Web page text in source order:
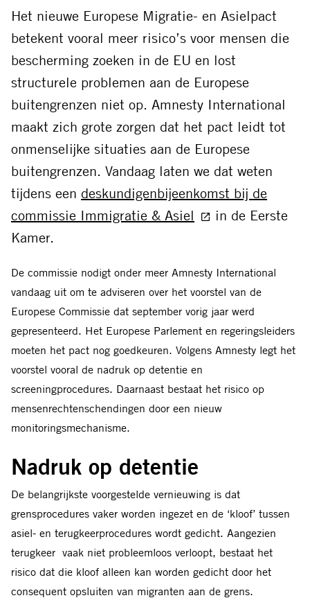
FacebookThreadsBluesky LinkedInWhatsapp
mail
Het nieuwe Europese Migratie- en Asielpact
betekent vooral meer risico’s voor mensen die
bescherming zoeken in de EU en lost
structurele problemen aan de Europese
buitengrenzen niet op. Amnesty International
maakt zich grote zorgen dat het pact leidt tot
onmenselijke situaties aan de Europese
buitengrenzen. Vandaag laten we dat weten
tijdens een deskundigenbijeenkomst bij de
commissie Immigratie & Asiel
in de Eerste
Kamer.
De commissie nodigt onder meer Amnesty International
vandaag uit om te adviseren over het voorstel van de
Europese Commissie dat september vorig jaar werd
gepresenteerd. Het Europese Parlement en regeringsleiders
moeten het pact nog goedkeuren. Volgens Amnesty legt het
voorstel vooral de nadruk op detentie en
screeningprocedures. Daarnaast bestaat het risico op
mensenrechtenschendingen door een nieuw
monitoringsmechanisme.
Nadruk op detentie
De belangrijkste voorgestelde vernieuwing is dat
grensprocedures vaker worden ingezet en de ‘kloof’ tussen
asiel- en terugkeerprocedures wordt gedicht. Aangezien
terugkeer vaak niet probleemloos verloopt, bestaat het
risico dat die kloof alleen kan worden gedicht door het
consequent opsluiten van migranten aan de grens.